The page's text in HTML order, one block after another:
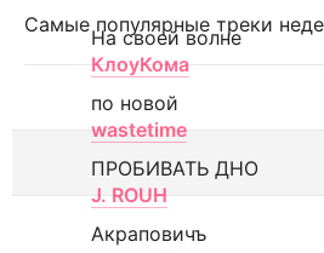
Самые популярные треки
На своей волне
КлоуКома
по новой
wastetime
ПРОБИВАТЬ ДНО
J. ROUH
Акраповичъ